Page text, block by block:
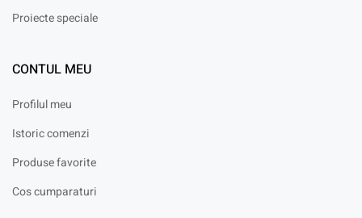
Proiecte speciale
CONTUL MEU
Profilul meu
Istoric comenzi
Produse favorite
Cos cumparaturi